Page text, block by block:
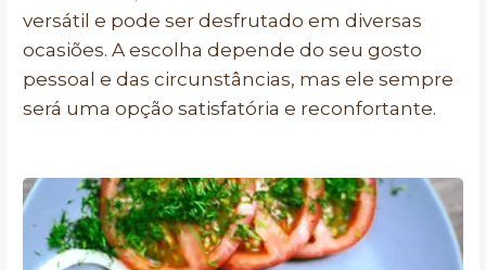
versátil e pode ser desfrutado em diversas
ocasiões. A escolha depende do seu gosto
pessoal e das circunstâncias, mas ele sempre
será uma opção satisfatória e reconfortante.